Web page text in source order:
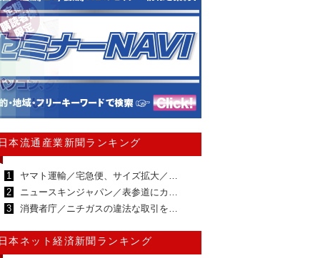
日本流通産業新聞ランキング
1
ヤマト運輸／宅急便、サイズ拡大／…
2
ニュースキンジャパン／表参道にカ…
3
消費者庁／ニチガスの違法な取引を…
日本ネット経済新聞ランキング